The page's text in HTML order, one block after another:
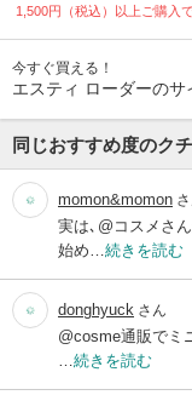
1,500円（税込）以上ご購入
今すぐ買える！
エスティ ローダーのサ
同じおすすめ度のク
momon&momon
実は､@コスメさ
始め… 続きを読む
donghyuck さん
@cosme通販でミ
続きを読む